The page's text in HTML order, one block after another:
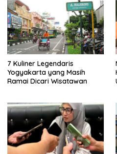
7 Kuliner Legendaris
Yogyakarta yang Masih
Ramai Dicari Wisatawan